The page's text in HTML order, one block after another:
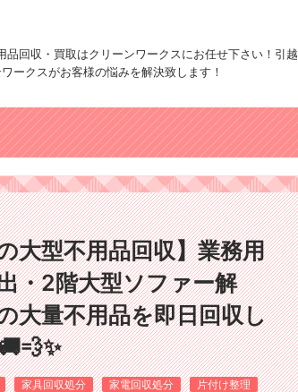
回収・買取はクリーンワークスにお任せ下さい！引越
ークスがお客様の悩みを解決致します！
大型不用品回収】業務用
・2階大型ソファー解
大量不用品を即日回収し
家具回収処分 家電回収処分
片付け整理